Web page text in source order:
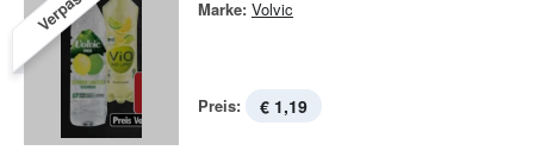
Marke: Volvic
Preis: € 1,19